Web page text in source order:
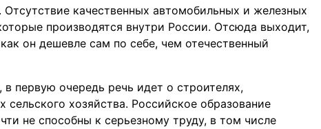
качественных автомобильных и железных
производятся внутри России. Отсюда выходит,
он дешевле сам по себе, чем отечественный
первую очередь речь идет о строителях,
сельского хозяйства. Российское образование
не способны к серьезному труду, в том числе